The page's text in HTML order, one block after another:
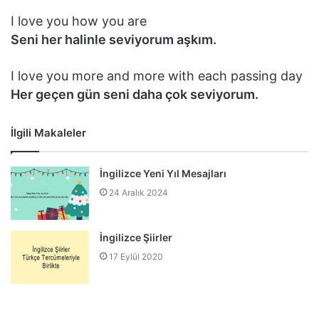
I love you how you are
Seni her halinle seviyorum aşkım.
I love you more and more with each passing day
Her geçen gün seni daha çok seviyorum.
İlgili Makaleler
İngilizce Yeni Yıl Mesajları
24 Aralık 2024
İngilizce Şiirler
17 Eylül 2020